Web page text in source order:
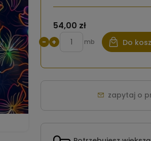
54,00 zł
− + mb Do
zapytaj o